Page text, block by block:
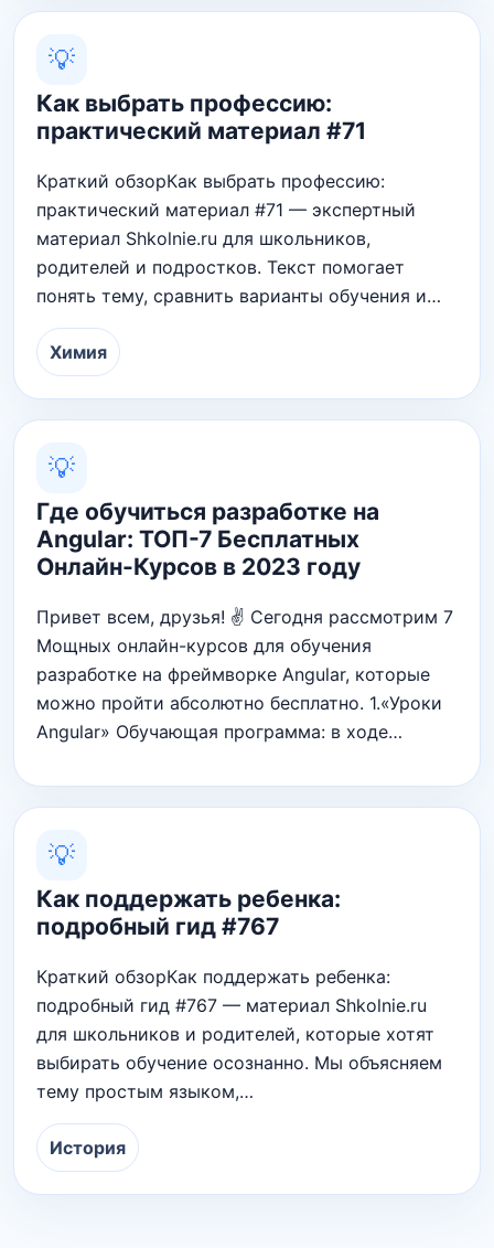
💡
Как выбрать профессию:
практический материал #71
Краткий обзорКак выбрать профессию:
практический материал #71 — экспертный
материал Shkolnie.ru для школьников,
родителей и подростков. Текст помогает
понять тему, сравнить варианты обучения и…
Химия
💡
Где обучиться разработке на
Angular: ТОП-7 Бесплатных
Онлайн-Курсов в 2023 году
Привет всем, друзья! ✌ Сегодня рассмотрим 7
Мощных онлайн-курсов для обучения
разработке на фреймворке Angular, которые
можно пройти абсолютно бесплатно. 1.«Уроки
Angular» Обучающая программа: в ходе…
💡
Как поддержать ребенка:
подробный гид #767
Краткий обзорКак поддержать ребенка:
подробный гид #767 — материал Shkolnie.ru
для школьников и родителей, которые хотят
выбирать обучение осознанно. Мы объясняем
тему простым языком,…
История